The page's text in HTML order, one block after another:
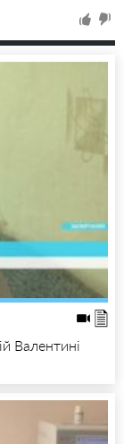
Валентині